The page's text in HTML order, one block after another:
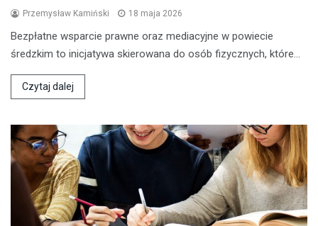
Przemysław Kamiński 18 maja 2026
Bezpłatne wsparcie prawne oraz mediacyjne w powiecie
średzkim to inicjatywa skierowana do osób fizycznych, które…
Czytaj dalej